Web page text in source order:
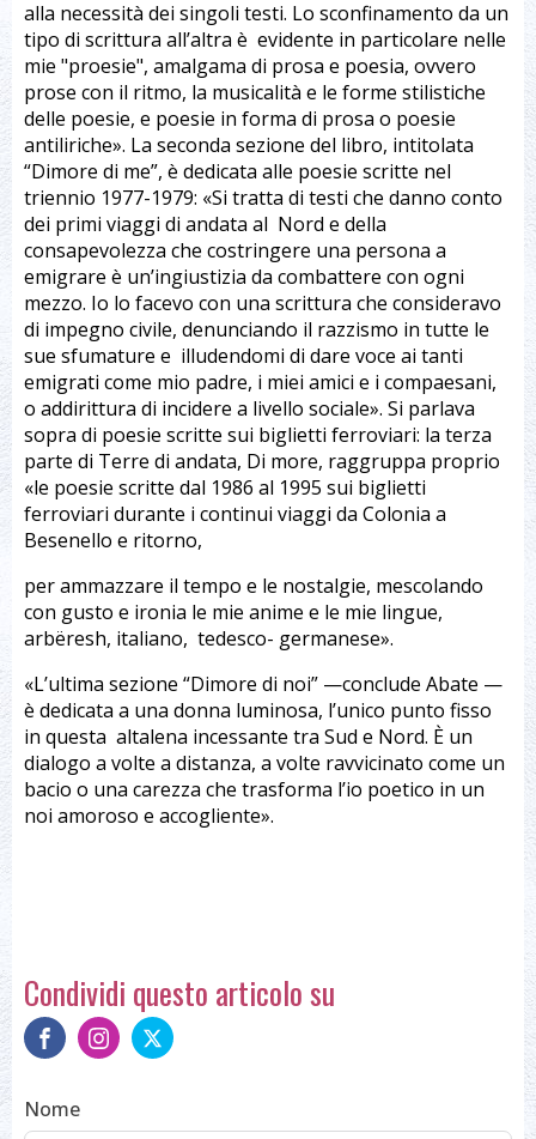
alla necessità dei singoli testi. Lo sconfinamento da un
tipo di scrittura all’altra è evidente in particolare nelle
mie "proesie", amalgama di prosa e poesia, ovvero
prose con il ritmo, la musicalità e le forme stilistiche
delle poesie, e poesie in forma di prosa o poesie
antiliriche». La seconda sezione del libro, intitolata
“Dimore di me”, è dedicata alle poesie scritte nel
triennio 1977-1979: «Si tratta di testi che danno conto
dei primi viaggi di andata al Nord e della
consapevolezza che costringere una persona a
emigrare è un’ingiustizia da combattere con ogni
mezzo. Io lo facevo con una scrittura che consideravo
di impegno civile, denunciando il razzismo in tutte le
sue sfumature e illudendomi di dare voce ai tanti
emigrati come mio padre, i miei amici e i compaesani,
o addirittura di incidere a livello sociale». Si parlava
sopra di poesie scritte sui biglietti ferroviari: la terza
parte di Terre di andata, Di more, raggruppa proprio
«le poesie scritte dal 1986 al 1995 sui biglietti
ferroviari durante i continui viaggi da Colonia a
Besenello e ritorno,
per ammazzare il tempo e le nostalgie, mescolando
con gusto e ironia le mie anime e le mie lingue,
arbëresh, italiano, tedesco- germanese».
«L’ultima sezione “Dimore di noi” —conclude Abate —
è dedicata a una donna luminosa, l’unico punto fisso
in questa altalena incessante tra Sud e Nord. È un
dialogo a volte a distanza, a volte ravvicinato come un
bacio o una carezza che trasforma l’io poetico in un
noi amoroso e accogliente».
Condividi questo articolo su
Nome